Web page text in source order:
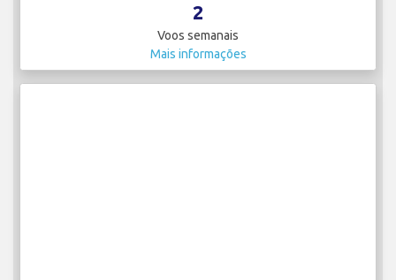
2
Voos semanais
Mais informações